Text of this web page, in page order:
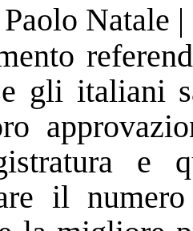
Natale |
gli italiani
e
il